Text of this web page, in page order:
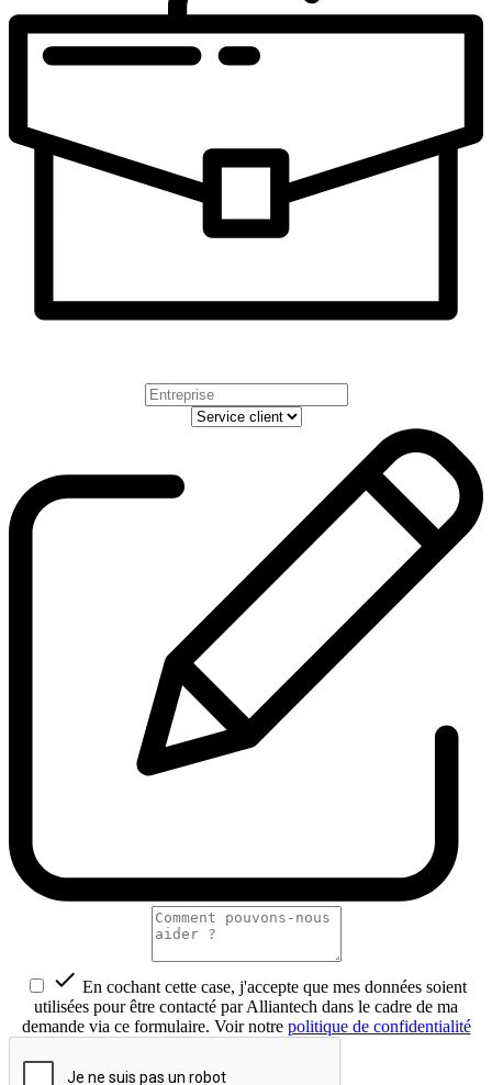
 En cochant cette case, j'accepte que mes données soient
utilisées pour être contacté par Alliantech dans le cadre de ma
demande via ce formulaire. Voir notre politique de confidentialité